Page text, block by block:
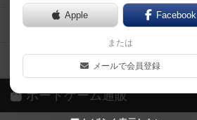
Apple Facebook
または
メールで会員登録
ボードゲーム業界コラム
ボドゲーマご利用案内
ボードゲーム通販